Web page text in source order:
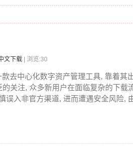
文下载 | 浏览:30
款去中心化数字资产管理工具, 靠着其
的关注, 众多新用户在面临复杂的下载
误入非官方渠道, 进而遭遇安全风险,